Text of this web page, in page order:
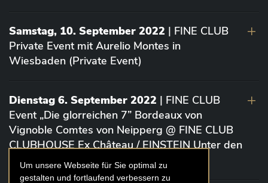
Um unsere Webseite für Sie optimal zu
gestalten und fortlaufend verbessern zu
Samstag, 10. September 2022 | FINE CLUB
Private Event mit Aurelio Montes in
Wiesbaden (Private Event)
Dienstag 6. September 2022 | FINE CLUB
Event „Die glorreichen 7” Bordeaux von
Vignoble Comtes von Neipperg @ FINE CLUB
CLUBHOUSE Ex Château / EINSTEIN Unter den
Linden (Berlin)